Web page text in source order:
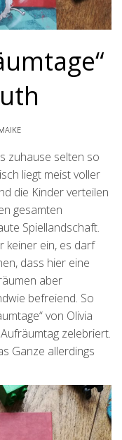
zuhause selten so
liegt meist voller
die Kinder verteilen
gesamten
Spiellandschaft.
keiner ein, es darf
dass hier eine
aber
befreiend. So
von Olivia
zelebriert.
Ganze allerdings